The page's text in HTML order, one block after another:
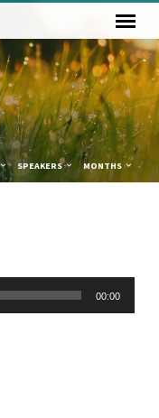
SPEAKERS MONTHS
00:00